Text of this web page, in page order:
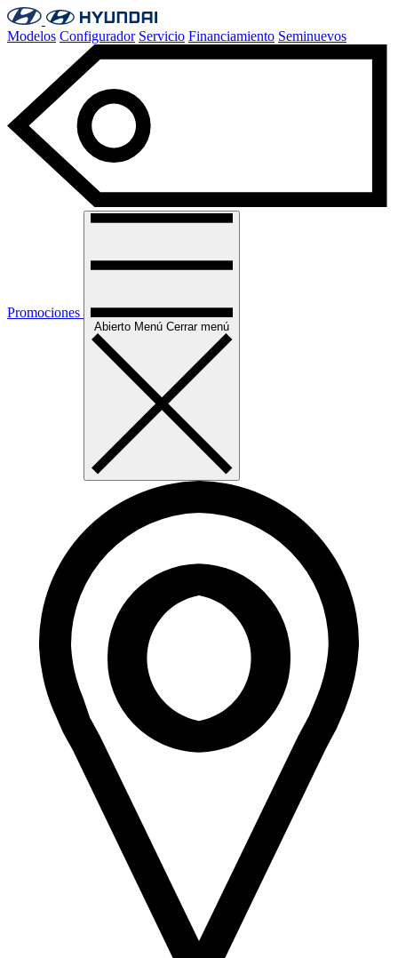
Modelos Configurador Servicio Financiamiento Seminuevos
Promociones
Abierto Menú Cerrar menú